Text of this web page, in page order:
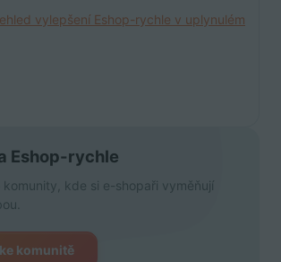
vylepšení Eshop-rychle v uplynulém
Eshop-rychle
komunity, kde si e-shopaři vyměňují
komunitě